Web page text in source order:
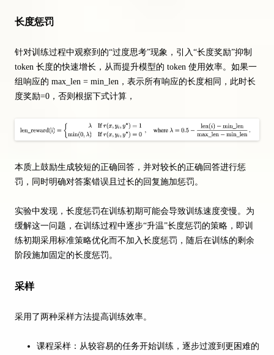
长度惩罚
针对训练过程中观察到的“过度思考”现象，引入“长度奖励”抑制
token 长度的快速增长，从而提升模型的 token 使用效率。如果一
组响应的 max_len = min_len，表示所有响应的长度相同，此时长
度奖励=0，否则根据下式计算，
本质上鼓励生成较短的正确回答，并对较长的正确回答进行惩
罚，同时明确对答案错误且过长的回复施加惩罚。
实验中发现，长度惩罚在训练初期可能会导致训练速度变慢。为
缓解这一问题，在训练过程中逐步“升温”长度惩罚的策略，即训
练初期采用标准策略优化而不加入长度惩罚，随后在训练的剩余
阶段施加固定的长度惩罚。
采样
采用了两种采样方法提高训练效率。
课程采样：从较容易的任务开始训练，逐步过渡到更困难的